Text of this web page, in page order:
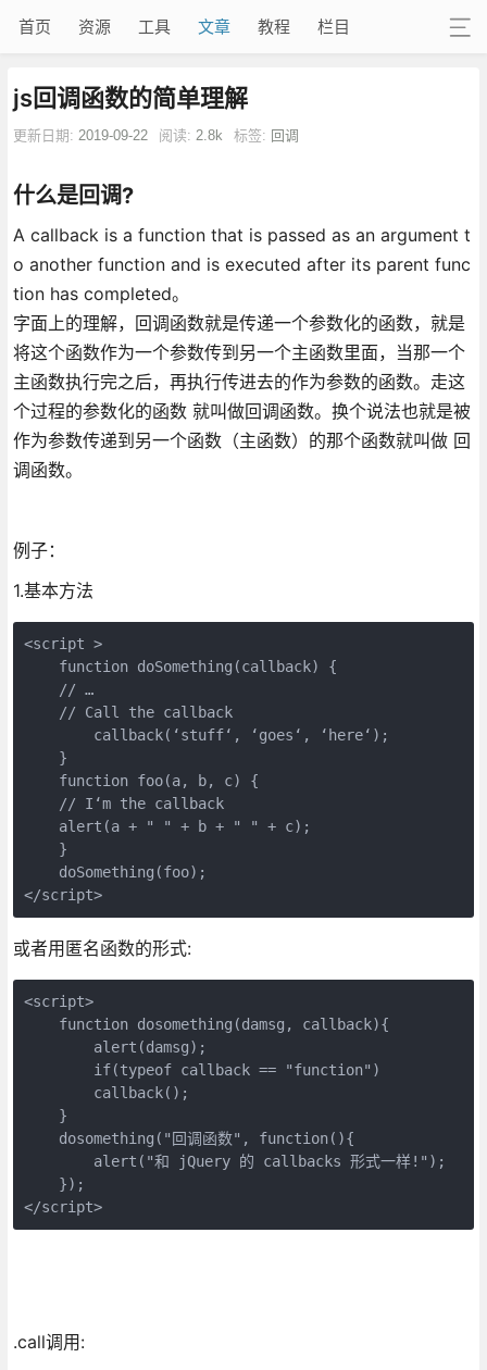
首页 资源 工具 文章 教程 栏目
js回调函数的简单理解
更新日期: 2019-09-22 阅读: 2.8k 标签: 回调
什么是回调?
A callback is a function that is passed as an argument t
o another function and is executed after its parent func
tion has completed。
字面上的理解，回调函数就是传递一个参数化的函数，就是
将这个函数作为一个参数传到另一个主函数里面，当那一个
主函数执行完之后，再执行传进去的作为参数的函数。走这
个过程的参数化的函数 就叫做回调函数。换个说法也就是被
作为参数传递到另一个函数（主函数）的那个函数就叫做 回
调函数。
例子：
1.基本方法
<script >
    function doSomething(callback) {
    // …
    // Call the callback
        callback(‘stuff‘, ‘goes‘, ‘here‘);
    }
    function foo(a, b, c) {
    // I‘m the callback
    alert(a + " " + b + " " + c);
    }
    doSomething(foo);
</script>
或者用匿名函数的形式:
<script>
    function dosomething(damsg, callback){
        alert(damsg);
        if(typeof callback == "function")
        callback();
    }
    dosomething("回调函数", function(){
        alert("和 jQuery 的 callbacks 形式一样!");
    });
</script>
.call调用: